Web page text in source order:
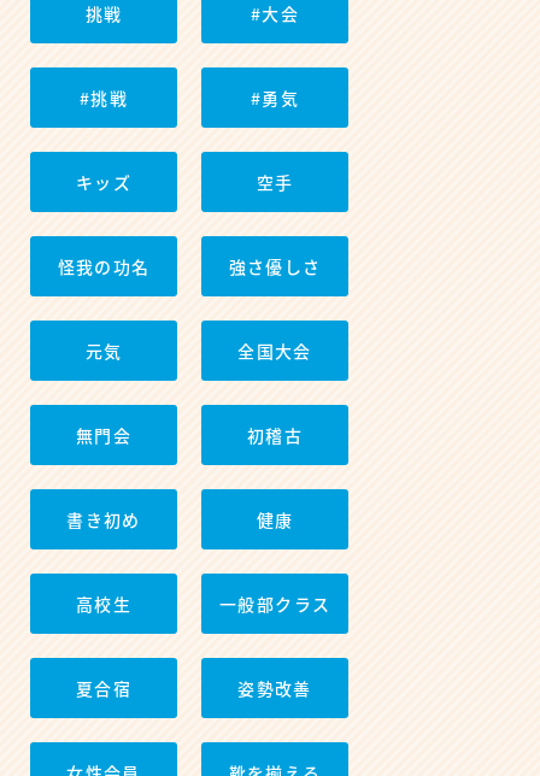
挑戦 #大会
#挑戦 #勇気
キッズ 空手
怪我の功名 強さ優しさ
元気 全国大会
無門会 初稽古
書き初め 健康
高校生 一般部クラス
夏合宿 姿勢改善